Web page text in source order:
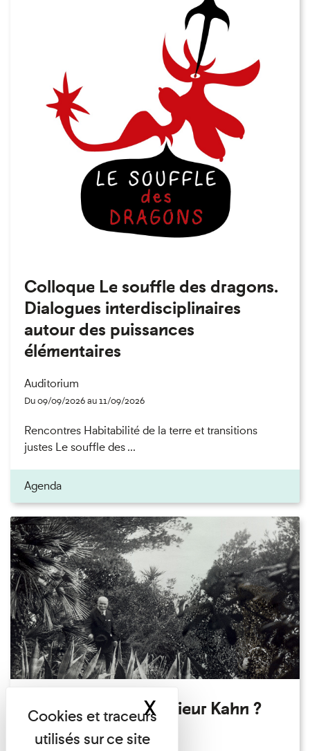
Colloque Le souffle des dragons.
Dialogues interdisciplinaires
autour des puissances
élémentaires
Auditorium
Du 09/09/2026 au 11/09/2026
Rencontres Habitabilité de la terre et transitions
justes Le souffle des ...
Agenda
Qui êtes-vous Monsieur Kahn ?
Exposition permanente
XMasquer le